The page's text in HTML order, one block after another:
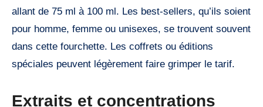
allant de 75 ml à 100 ml. Les best-sellers, qu’ils soient
pour homme, femme ou unisexes, se trouvent souvent
dans cette fourchette. Les coffrets ou éditions
spéciales peuvent légèrement faire grimper le tarif.
Extraits et concentrations